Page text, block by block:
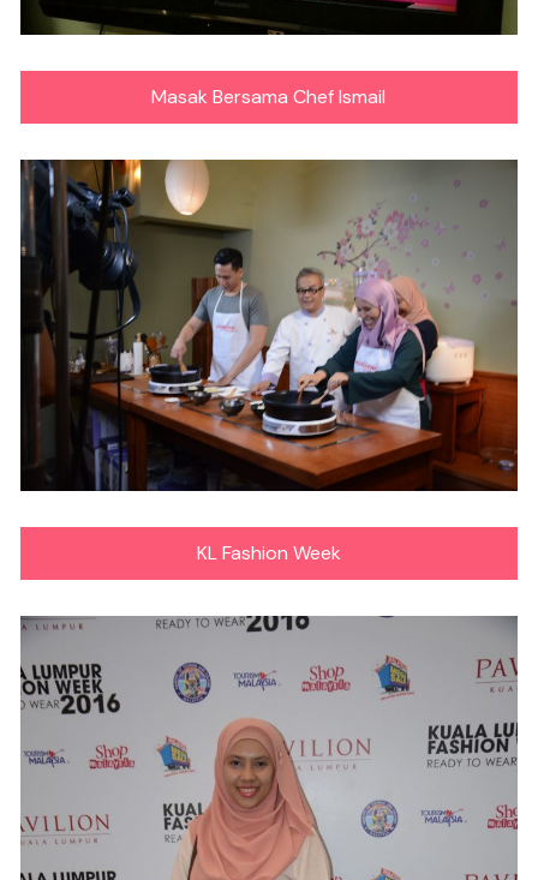
Masak Bersama Chef Ismail
KL Fashion Week